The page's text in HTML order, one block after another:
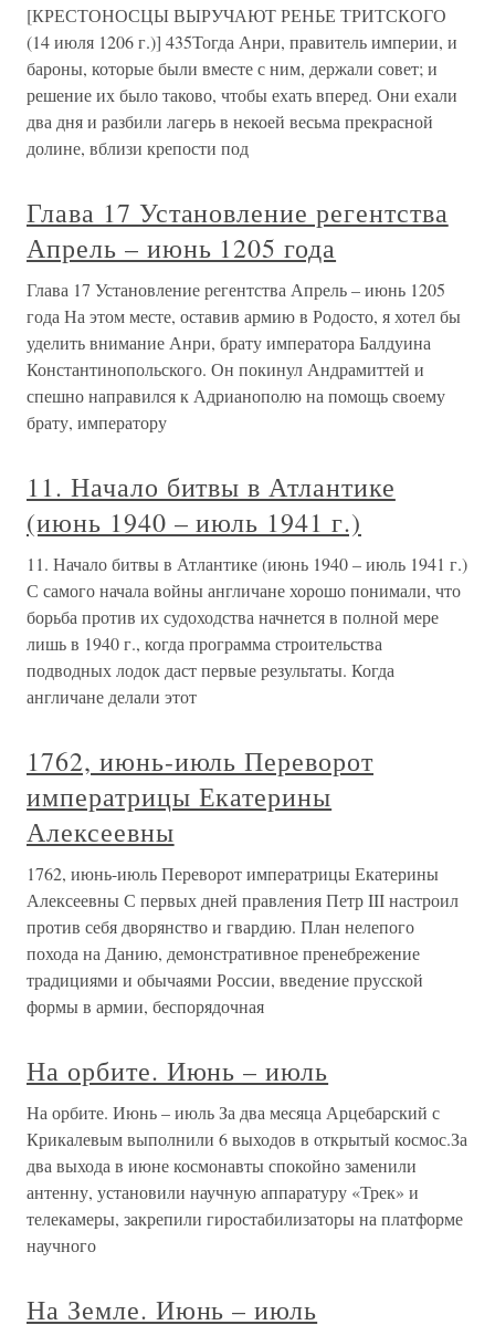
[КРЕСТОНОСЦЫ ВЫРУЧАЮТ РЕНЬЕ ТРИТСКОГО
(14 июля 1206 г.)] 435Тогда Анри, правитель империи, и
бароны, которые были вместе с ним, держали совет; и
решение их было таково, чтобы ехать вперед. Они ехали
два дня и разбили лагерь в некоей весьма прекрасной
долине, вблизи крепости под
Глава 17 Установление регентства
Апрель – июнь 1205 года
Глава 17 Установление регентства Апрель – июнь 1205
года На этом месте, оставив армию в Родосто, я хотел бы
уделить внимание Анри, брату императора Балдуина
Константинопольского. Он покинул Андрамиттей и
спешно направился к Адрианополю на помощь своему
брату, императору
11. Начало битвы в Атлантике
(июнь 1940 – июль 1941 г.)
11. Начало битвы в Атлантике (июнь 1940 – июль 1941 г.)
С самого начала войны англичане хорошо понимали, что
борьба против их судоходства начнется в полной мере
лишь в 1940 г., когда программа строительства
подводных лодок даст первые результаты. Когда
англичане делали этот
1762, июнь-июль Переворот
императрицы Екатерины
Алексеевны
1762, июнь-июль Переворот императрицы Екатерины
Алексеевны С первых дней правления Петр III настроил
против себя дворянство и гвардию. План нелепого
похода на Данию, демонстративное пренебрежение
традициями и обычаями России, введение прусской
формы в армии, беспорядочная
На орбите. Июнь – июль
На орбите. Июнь – июль За два месяца Арцебарский с
Крикалевым выполнили 6 выходов в открытый космос.За
два выхода в июне космонавты спокойно заменили
антенну, установили научную аппаратуру «Трек» и
телекамеры, закрепили гиростабилизаторы на платформе
научного
На Земле. Июнь – июль